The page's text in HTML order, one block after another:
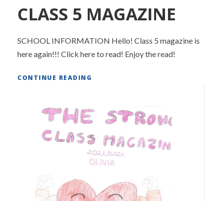
CLASS 5 MAGAZINE
SCHOOL INFORMATION Hello! Class 5 magazine is
here again!!! Click here to read! Enjoy the read!
CONTINUE READING